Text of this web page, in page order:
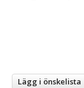
Lägg i önskelista